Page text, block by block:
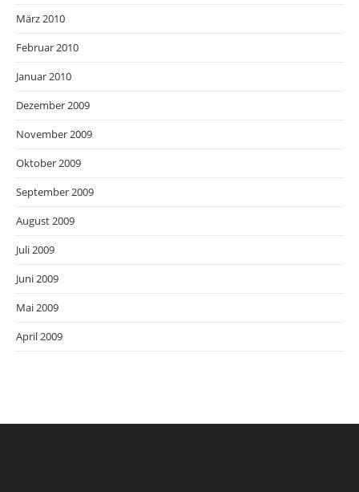
März 2010
Februar 2010
Januar 2010
Dezember 2009
November 2009
Oktober 2009
September 2009
August 2009
Juli 2009
Juni 2009
Mai 2009
April 2009